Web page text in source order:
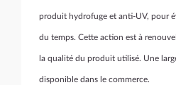
produit hydrofuge et anti-UV, pour
du temps. Cette action est à
la qualité du produit utilisé. Une
disponible dans le commerce.